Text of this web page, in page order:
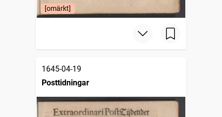
[omärkt]
1645-04-19
Posttidningar